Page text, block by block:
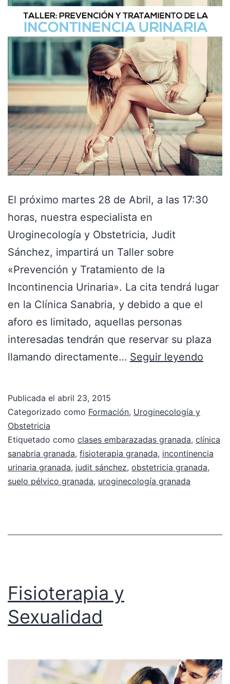
El próximo martes 28 de Abril, a las 17:30
horas, nuestra especialista en
Uroginecología y Obstetricia, Judit
Sánchez, impartirá un Taller sobre
«Prevención y Tratamiento de la
Incontinencia Urinaria». La cita tendrá lugar
en la Clínica Sanabria, y debido a que el
aforo es limitado, aquellas personas
interesadas tendrán que reservar su plaza
llamando directamente… Seguir leyendo
Publicada el abril 23, 2015
Categorizado como Formación, Uroginecología y
Obstetricia
Etiquetado como clases embarazadas granada, clínica
sanabria granada, fisioterapia granada, incontinencia
urinaria granada, judit sánchez, obstetricia granada,
suelo pélvico granada, uroginecología granada
Fisioterapia y
Sexualidad